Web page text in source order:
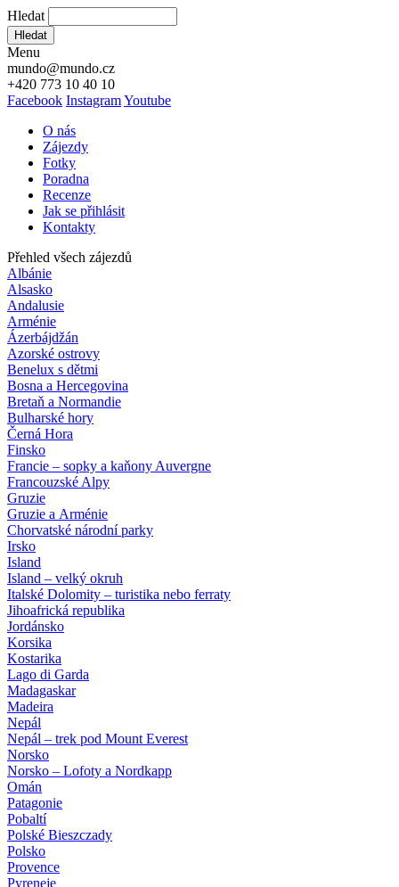
Hledat
Hledat
Menu
mundo@mundo.cz
+420 773 10 40 10
Facebook InstagramYoutube
O nás
Zájezdy
Fotky
Poradna
Recenze
Jak se přihlásit
Kontakty
Přehled všech zájezdů
Albánie
Alsasko
Andalusie
Arménie
Ázerbájdžán
Azorské ostrovy
Benelux s dětmi
Bosna a Hercegovina
Bretaň a Normandie
Bulharské hory
Černá Hora
Finsko
Francie – sopky a kaňony Auvergne
Francouzské Alpy
Gruzie
Gruzie a Arménie
Chorvatské národní parky
Irsko
Island
Island – velký okruh
Italské Dolomity – turistika nebo ferraty
Jihoafrická republika
Jordánsko
Korsika
Kostarika
Lago di Garda
Madagaskar
Madeira
Nepál
Nepál – trek pod Mount Everest
Norsko
Norsko – Lofoty a Nordkapp
Omán
Patagonie
Pobaltí
Polské Bieszczady
Polsko
Provence
Pyreneje